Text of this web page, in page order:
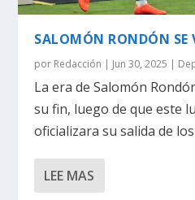
SALOMÓN RONDÓN SE
por Redacción | Jun 30, 2025 |
La era de Salomón
su fin, luego de que este
oficializara su salida de
LEE MAS